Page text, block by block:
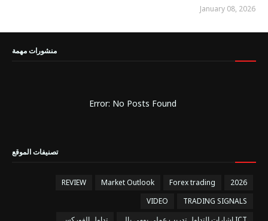
January 08, 2026
منشورات مهمة
Error: No Posts Found
تصنيفات الموقع
2026
Forex trading
Market Outlook
REVIEW
TRADING SIGNALS
VIDEO